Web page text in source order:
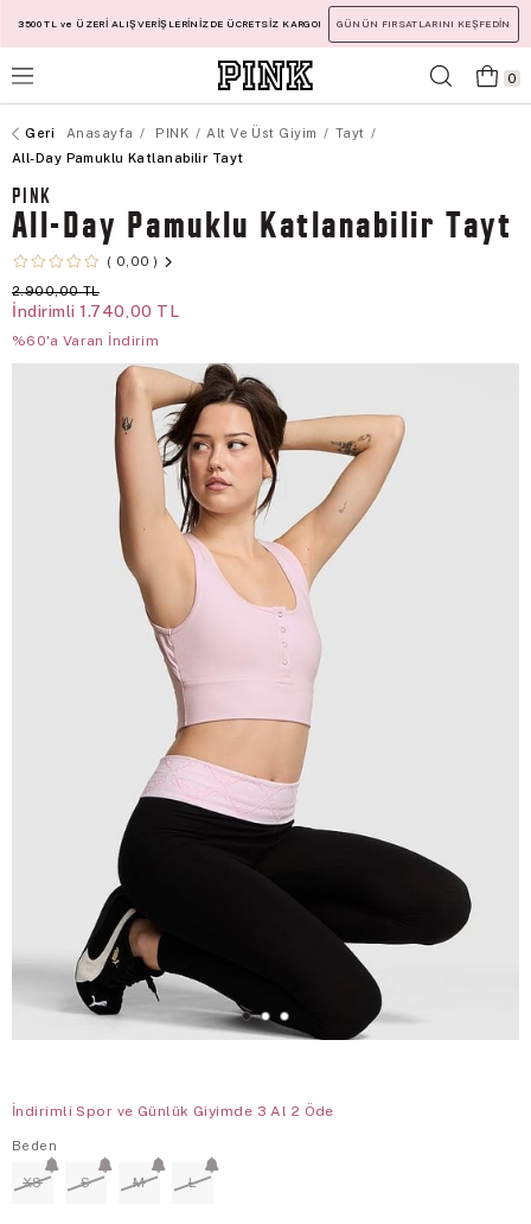
3500 TL ve ÜZERİ ALIŞVERİŞLERİNİZDE ÜCRETSİZ KARGO! GÜNÜN FIRSATLARINI KEŞFEDİN
0
Anasayfa PINK Alt Ve Üst Giyim
Tayt
All-Day Pamuklu Katlanabilir Tayt
PINK
All-Day Pamuklu Katlanabilir Tayt
0,00
2.900,00 TL
İndirimli 1.740,00 TL
%60'a Varan İndirim
İndirimli Spor ve Günlük Giyimde 3 Al 2 Öde
Beden
XS S M L